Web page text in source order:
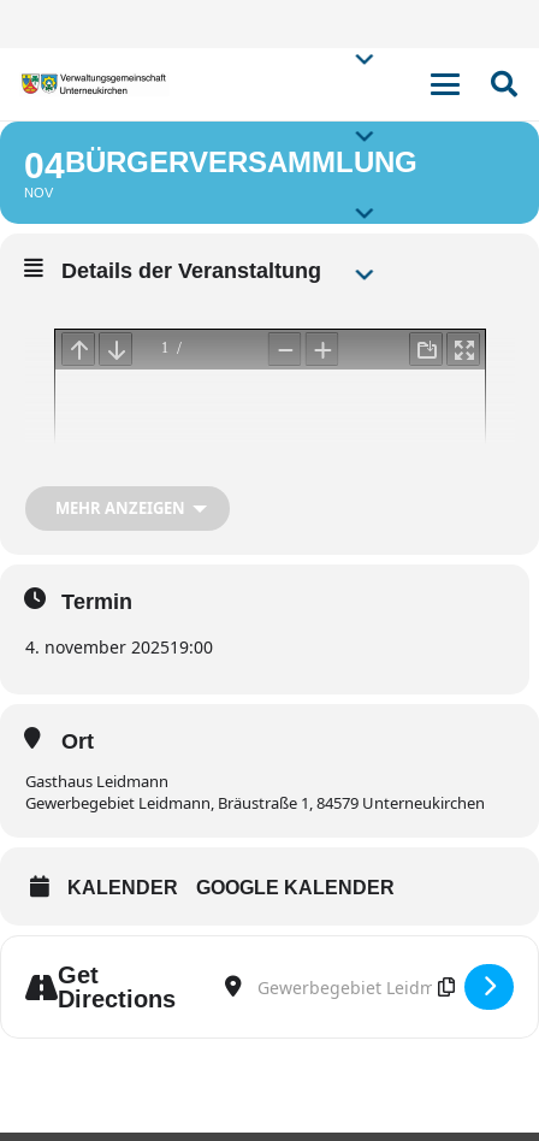
04
NOV
BÜRGERVERSAMMLUNG
Details der Veranstaltung
MEHR ANZEIGEN
Termin
4. november 202519:00
Ort
Gasthaus Leidmann
Gewerbegebiet Leidmann, Bräustraße 1, 84579 Unterneukirchen
KALENDER GOOGLE KALENDER
Get
Directions
Address - Bürgerversammlung
Destination Address -